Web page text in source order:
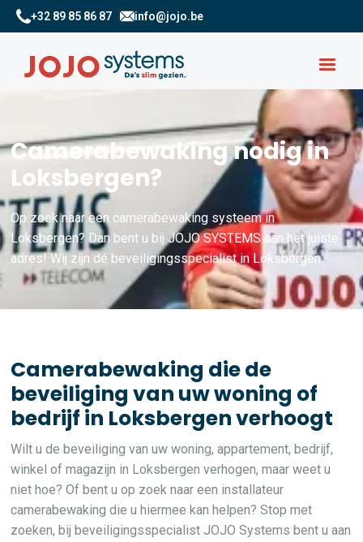
+32 89 85 86 87 info@jojo.be
Camerabewaking nodig in
Loksbergen?
Op zoek naar een camerabewaking systeem in
Loksbergen? Dan bent u bij JOJO SYSTEMS aan het juiste
adres! Wij zijn dé beveiligingsspecialist in Loksbergen.
Camerabewaking die de
beveiliging van uw woning of
bedrijf in Loksbergen verhoogt
Wilt u de beveiliging van uw woning, appartement, bedrijf,
winkel of magazijn in Loksbergen verhogen, maar weet u
niet hoe? Of bent u op zoek naar een installateur
camerabewaking die u hiermee kan helpen? Stop met
zoeken, bij beveiligingsspecialist JOJO Systems bent u aan